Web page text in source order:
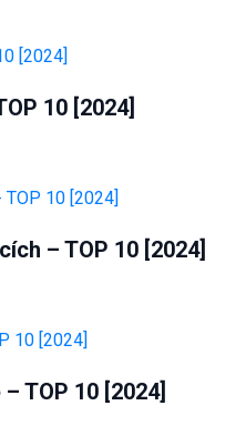
10 [2024]
– TOP 10 [2024]
TOP 10 [2024]